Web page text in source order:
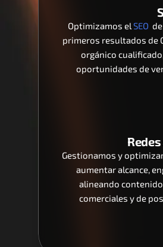
Optimizamos el SEO
primeros resultados de
orgánico
oportunidades de
Gestionamos y
aumentar alcance,
alineando
comerciales y de